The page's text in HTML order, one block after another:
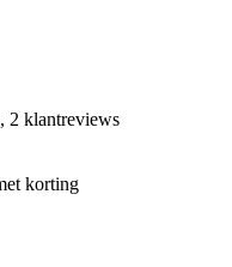
2 klantreviews
korting